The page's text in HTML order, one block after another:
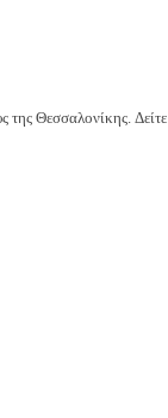
Θεσσαλονίκης. Δείτε